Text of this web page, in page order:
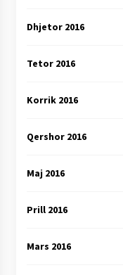
Dhjetor 2016
Tetor 2016
Korrik 2016
Qershor 2016
Maj 2016
Prill 2016
Mars 2016